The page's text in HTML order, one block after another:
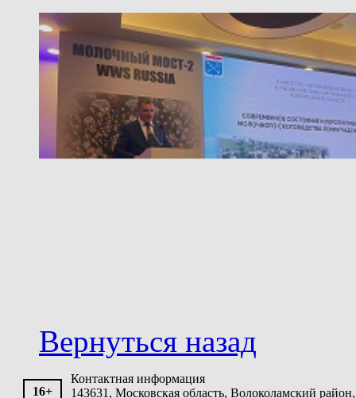
Вернуться назад
16+
Контактная информация
143631, Московская область, Волоколамский